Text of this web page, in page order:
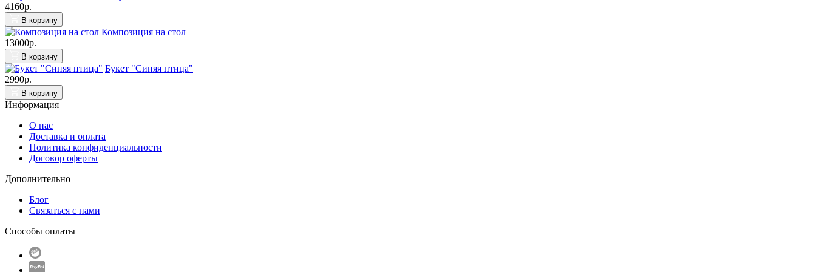
4160р.
В корзину
Композиция на стол
13000р.
В корзину
Букет "Синяя птица"
2990р.
В корзину
Информация
О нас
Доставка и оплата
Политика конфиденциальности
Договор оферты
Дополнительно
Блог
Связаться с нами
Способы оплаты